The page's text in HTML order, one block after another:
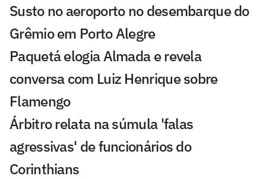
Susto no aeroporto no desembarque do
Grêmio em Porto Alegre
Paquetá elogia Almada e revela
conversa com Luiz Henrique sobre
Flamengo
Árbitro relata na súmula 'falas
agressivas' de funcionários do
Corinthians